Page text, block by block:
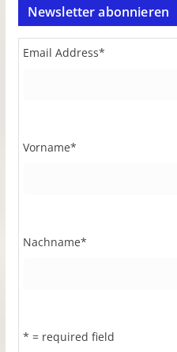
Newsletter abonnieren
Email Address*
Vorname*
Nachname*
* = required field